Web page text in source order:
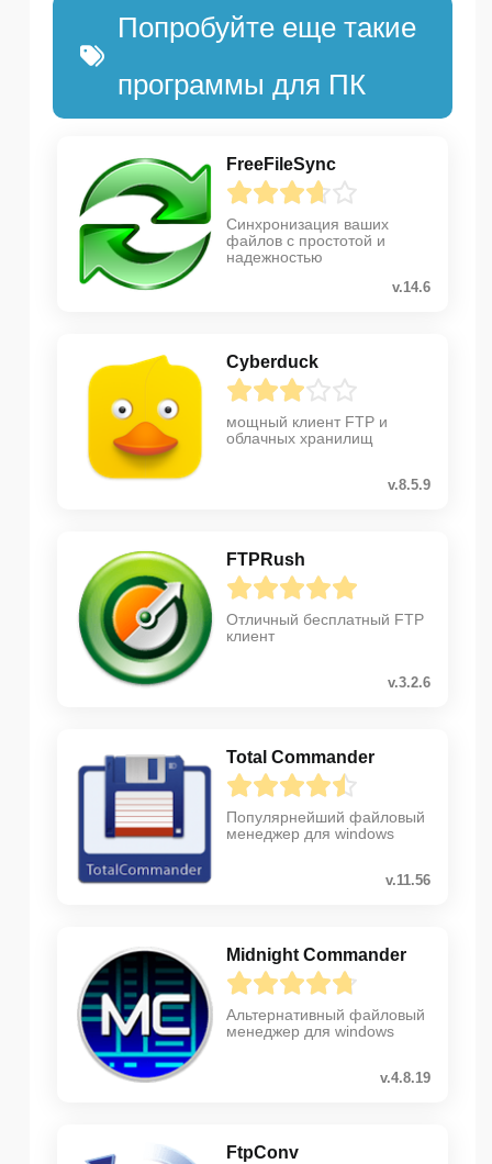
Попробуйте еще такие
программы для ПК
FreeFileSync
Синхронизация ваших
файлов с простотой и
надежностью
v.14.6
Cyberduck
мощный клиент FTP и
облачных хранилищ
v.8.5.9
FTPRush
Отличный бесплатный FTP
клиент
v.3.2.6
Total Commander
Популярнейший файловый
менеджер для windows
v.11.56
Midnight Commander
Альтернативный файловый
менеджер для windows
v.4.8.19
FtpConv